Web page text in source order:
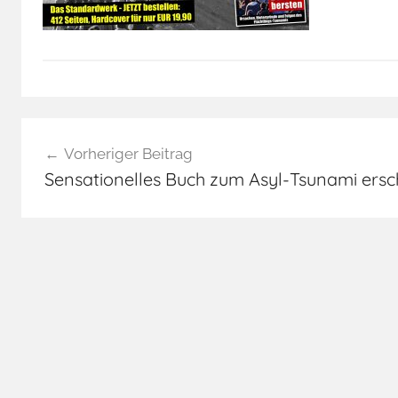
Vorheriger Beitrag
Sensationelles Buch zum Asyl-Tsunami